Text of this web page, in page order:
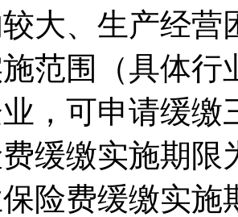
大、生产经营
范围（具体行
，可申请缓
缓缴实施期限
险费缓缴实施